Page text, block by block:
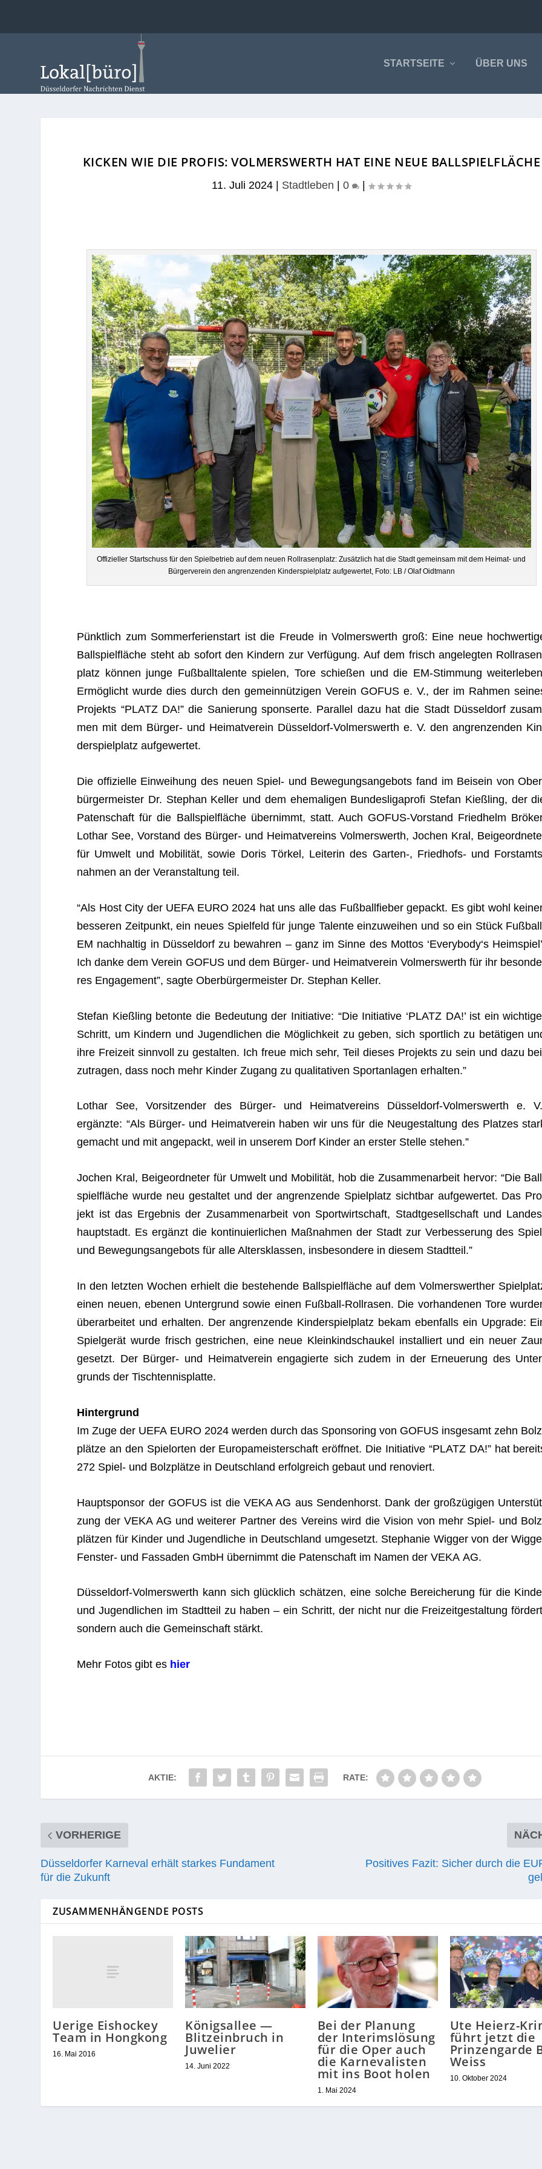
STARTSEITE ÜBER UNS
KICKEN WIE DIE PROFIS: VOLMERSWERTH HAT EINE NEUE BALLSPIELFLÄCHE
11. Juli 2024 Stadtleben |0 |
Offi­zi­el­ler Start­schuss für den Spiel­be­trieb auf dem neuen Roll­ra­sen­platz: Zusätz­lich hat die Stadt gemein­sam mit dem Hei­mat- und
Bür­ger­ver­ein den angren­zen­den Kin­der­spiel­platz auf­ge­wer­tet, Foto: LB / Olaf Oidtmann
Pünkt­lich zum Som­mer­fe­ri­en­start ist die Freude in Vol­mers­werth groß: Eine neue
Ball­spiel­flä­che steht ab sofort den Kin­dern zur Ver­fü­gung. Auf dem frisch ange­leg­ten
platz kön­nen junge Fuß­ball­ta­lente spie­len, Tore schie­ßen und die EM-Stim­mung
Ermög­licht wurde dies durch den gemein­nüt­zi­gen Ver­ein GOFUS e. V., der im Rah­men
Pro­jekts “PLATZ DA!” die Sanie­rung spon­serte. Par­al­lel dazu hat die Stadt Düs­sel­dorf
men mit dem Bür­ger- und Hei­mat­ver­ein Düs­sel­dorf-Vol­mers­werth e. V. den angren­zen­den
der­spiel­platz aufgewertet.
Die offi­zi­elle Ein­wei­hung des neuen Spiel- und Bewe­gungs­an­ge­bots fand im Bei­sein von
bür­ger­meis­ter Dr. Ste­phan Kel­ler und dem ehe­ma­li­gen Bun­des­li­ga­profi Ste­fan Kieß­ling, der
Paten­schaft für die Ball­spiel­flä­che über­nimmt, statt. Auch GOFUS-Vor­stand Fried­helm
Lothar See, Vor­stand des Bür­ger- und Hei­mat­ver­eins Vol­mers­werth, Jochen Kral,
für Umwelt und Mobi­li­tät, sowie Doris Tör­kel, Lei­te­rin des Garten‑, Fried­hofs- und
nah­men an der Ver­an­stal­tung teil.
“Als Host City der UEFA EURO 2024 hat uns alle das Fuß­ball­fie­ber gepackt. Es gibt wohl
bes­se­ren Zeit­punkt, ein neues Spiel­feld für junge Talente ein­zu­wei­hen und so ein Stück
EM nach­hal­tig in Düs­sel­dorf zu bewah­ren – ganz im Sinne des Mot­tos ‘Everybody‘s
Ich danke dem Ver­ein GOFUS und dem Bür­ger- und Hei­mat­ver­ein Vol­mers­werth für ihr
res Enga­ge­ment”, sagte Ober­bür­ger­meis­ter Dr. Ste­phan Keller.
Ste­fan Kieß­ling betonte die Bedeu­tung der Initia­tive: “Die Initia­tive ‘PLATZ DA!’ ist ein
Schritt, um Kin­dern und Jugend­li­chen die Mög­lich­keit zu geben, sich sport­lich zu betä­ti­gen
ihre Frei­zeit sinn­voll zu gestal­ten. Ich freue mich sehr, Teil die­ses Pro­jekts zu sein und dazu
zu­tra­gen, dass noch mehr Kin­der Zugang zu qua­li­ta­ti­ven Sport­an­la­gen erhalten.”
Lothar See, Vor­sit­zen­der des Bür­ger- und Hei­mat­ver­eins Düs­sel­dorf-Vol­mers­werth e.
ergänzte: “Als Bür­ger- und Hei­mat­ver­ein haben wir uns für die Neu­ge­stal­tung des Plat­zes
gemacht und mit ange­packt, weil in unse­rem Dorf Kin­der an ers­ter Stelle stehen.”
Jochen Kral, Bei­geord­ne­ter für Umwelt und Mobi­li­tät, hob die Zusam­men­ar­beit her­vor: “Die
spiel­flä­che wurde neu gestal­tet und der angren­zende Spiel­platz sicht­bar auf­ge­wer­tet. Das
jekt ist das Ergeb­nis der Zusam­men­ar­beit von Sport­wirt­schaft, Stadt­ge­sell­schaft und
haupt­stadt. Es ergänzt die kon­ti­nu­ier­li­chen Maß­nah­men der Stadt zur Ver­bes­se­rung des
und Bewe­gungs­an­ge­bots für alle Alters­klas­sen, ins­be­son­dere in die­sem Stadtteil.”
In den letz­ten Wochen erhielt die bestehende Ball­spiel­flä­che auf dem Vol­mers­wert­her
einen neuen, ebe­nen Unter­grund sowie einen Fuß­ball-Roll­ra­sen. Die vor­han­de­nen Tore
über­ar­bei­tet und erhal­ten. Der angren­zende Kin­der­spiel­platz bekam eben­falls ein Upgrade:
Spiel­ge­rät wurde frisch gestri­chen, eine neue Klein­kind­schau­kel instal­liert und ein neuer
gesetzt. Der Bür­ger- und Hei­mat­ver­ein enga­gierte sich zudem in der Erneue­rung des
grunds der Tischtennisplatte.
Hin­ter­grund
Im Zuge der UEFA EURO 2024 wer­den durch das Spon­so­ring von GOFUS ins­ge­samt zehn
plätze an den Spiel­or­ten der Euro­pa­meis­ter­schaft eröff­net. Die Initia­tive “PLATZ DA!” hat
272 Spiel- und Bolz­plätze in Deutsch­land erfolg­reich gebaut und renoviert.
Haupt­spon­sor der GOFUS ist die VEKA AG aus Sen­den­horst. Dank der groß­zü­gi­gen
zung der VEKA AG und wei­te­rer Part­ner des Ver­eins wird die Vision von mehr Spiel- und
plät­zen für Kin­der und Jugend­li­che in Deutsch­land umge­setzt. Ste­pha­nie Wig­ger von der
Fens­ter- und Fas­sa­den GmbH über­nimmt die Paten­schaft im Namen der VEKA AG.
Düs­sel­dorf-Vol­mers­werth kann sich glück­lich schät­zen, eine sol­che Berei­che­rung für die
und Jugend­li­chen im Stadt­teil zu haben – ein Schritt, der nicht nur die Frei­zeit­ge­stal­tung
son­dern auch die Gemein­schaft stärkt.
Mehr Fotos gibt es hier
AKTIE: RATE:
VORHERIGE
Düsseldorfer Karneval erhält starkes Fundament
für die Zukunft
Positives Fazit: Sicher durch die
ZUSAMMENHÄNGENDE POSTS
Uerige Eishockey
Team in Hongkong
16. Mai 2016
Königsallee —
Blitzeinbruch in
Juwelier
14. Juni 2022
Bei der Planung
der Interimslösung
für die Oper auch
die Karnevalisten
mit ins Boot holen
1. Mai 2024
Ute Heierz-
führt jetzt die
Prinzengarde
Weiss
10. Oktober 2024